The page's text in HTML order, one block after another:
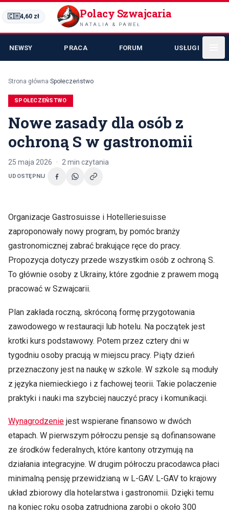
🇨🇭4,60 zł Polacy Szwajcaria
NATALIA & PAWEŁ
NEWSY PRACA FORUM USŁUGI
Strona główna·Społeczeństwo
SPOŁECZEŃSTWO
Nowe zasady dla osób z
ochroną S w gastronomii
25 maja 2026 · 2 min czytania
UDOSTĘPNIJ
Organizacje Gastrosuisse i Hotelleriesuisse
zaproponowały nowy program, by pomóc branży
gastronomicznej zabrać brakujące ręce do pracy.
Propozycja dotyczy przede wszystkim osób z ochroną S.
To głównie osoby z Ukrainy, które zgodnie z prawem mogą
pracować w Szwajcarii.
Plan zakłada roczną, skróconą formę przygotowania
zawodowego w restauracji lub hotelu. Na początek jest
krotki kurs podstawowy. Potem przez cztery dni w
tygodniu osoby pracują w miejscu pracy. Piąty dzień
przeznaczony jest na naukę w szkole. W szkole są moduły
z języka niemieckiego i z fachowej teorii. Takie polaczenie
praktyki i nauki ma szybciej nauczyć pracy i komunikacji.
Wynagrodzenie jest wspierane finansowo w dwóch
etapach. W pierwszym półroczu pensje są dofinansowane
ze środków federalnych, które kantony otrzymują na
działania integracyjne. W drugim półroczu pracodawca płaci
minimalną pensję przewidzianą w L-GAV. L-GAV to krajowy
układ zbiorowy dla hotelarstwa i gastronomii. Dzięki temu
na koniec roku osoba zatrudniona zarobi o około 300